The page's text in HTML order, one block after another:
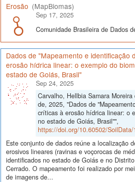
Erosão (MapBiomas)
Sep 17, 2025
Comunidade Brasileira de Dados
Dados de "Mapeamento e identificação
erosão hídrica linear: o exemplo do
estado de Goiás, Brasil"
Sep 24, 2025
Carvalho, Hellbia Samara
de, 2025, "Dados de
críticas à erosão hídrica linear: o
no estado de Goiás, Brasil"",
https://doi.org/10.60502/SoilData/
Este conjunto de dados reúne a localização
erosivos lineares (ravinas e voçorocas de
identificados no estado de Goiás e no
Cerrado. O mapeamento foi realizado por
de imagens de...